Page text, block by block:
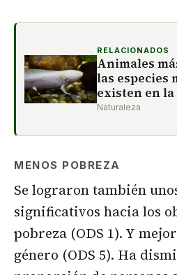
RELACIONADOS
Animales
las especies
existen en
Naturaleza
MENOS POBREZA
Se lograron también
significativos hacia los
pobreza (ODS 1). Y
género (ODS 5). Ha